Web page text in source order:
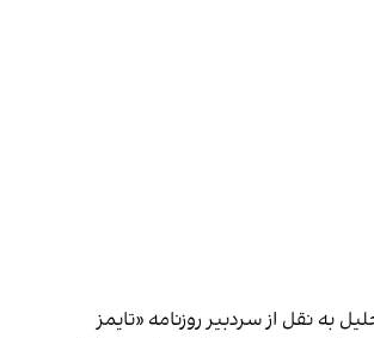
به نقل از سردبیر روزنامه «تایمز